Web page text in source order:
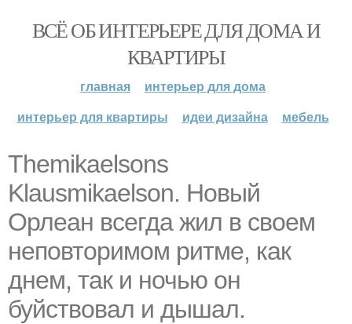
ВСЁ ОБ ИНТЕРЬЕРЕ ДЛЯ ДОМА И
КВАРТИРЫ
главная
интерьер для дома
интерьер для квартиры
идеи дизайна мебель
Themikaelsons
Klausmikaelson. Новый
Орлеан всегда жил в своем
неповторимом ритме, как
днем, так и ночью он
буйствовал и дышал.